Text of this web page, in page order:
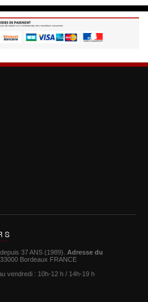
37 ANS (1989). Adresse du
Bordeaux FRANCE
vendredi : 10h-12 h / 14h-19 h